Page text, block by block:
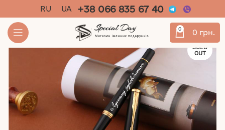
RU UA +38 066 835 67 40
0 0 грн.
SOLD
OUT